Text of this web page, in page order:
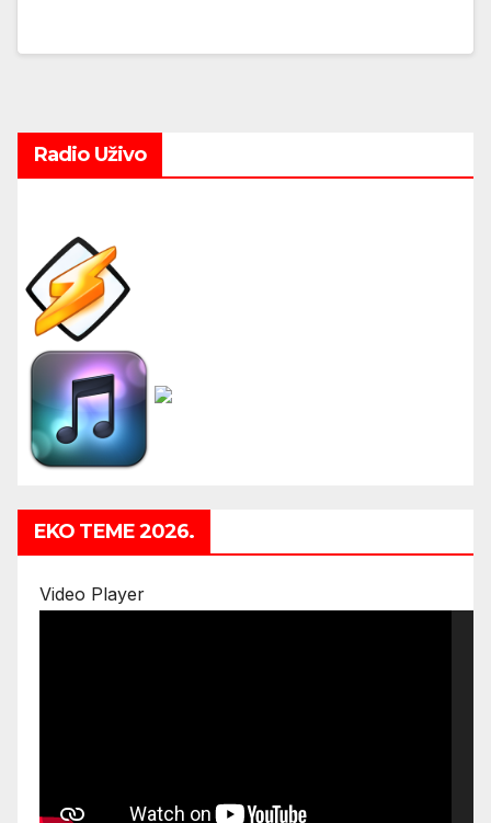
Radio Uživo
EKO TEME 2026.
Video Player